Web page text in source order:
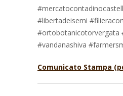
#libertadeisemi
#ortobotanicotorvergata
#vandanashiva
Comunicato Stampa